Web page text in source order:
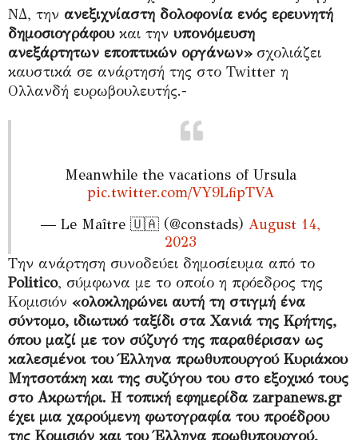
ΝΔ, την ανεξιχνίαστη δολοφονία ενός ερευνητή
δημοσιογράφου και την υπονόμευση
ανεξάρτητων εποπτικών οργάνων»σχολιάζει
καυστικά σε ανάρτησή της στο Twitter η
Ολλανδή ευρωβουλευτής.-
Meanwhile the vacations of Ursula
pic.twitter.com/VY9LfipTVA
— Le Maître 🇺🇦 (@constads) August 14,
2023
Την ανάρτηση συνοδεύει δημοσίευμα από το
Politico, σύμφωνα με το οποίο η πρόεδρος της
Κομισιόν «ολοκληρώνει αυτή τη στιγμή ένα
σύντομο, ιδιωτικό ταξίδι στα Χανιά της Κρήτης,
όπου μαζί με τον σύζυγό της παραθέρισαν ως
καλεσμένοι του Έλληνα πρωθυπουργού Κυριάκου
Μητσοτάκη και της συζύγου του στο εξοχικό τους
στο Ακρωτήρι. Η τοπική εφημερίδα zarpanews.gr
έχει μια χαρούμενη φωτογραφία του προέδρου
της Κομισιόν και του Έλληνα πρωθυπουργού,